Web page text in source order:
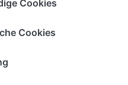
Cookies
Cookies